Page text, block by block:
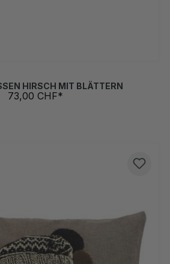
HIRSCH MIT BLÄTTERN
73,00 CHF*